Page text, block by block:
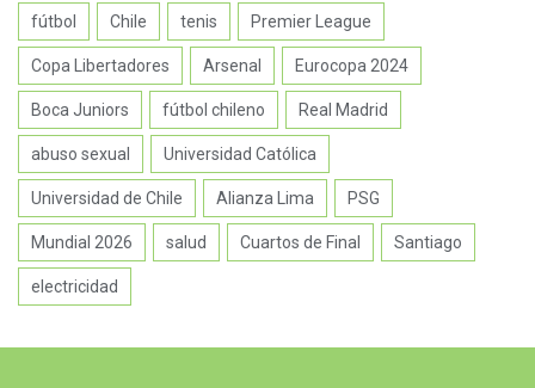
fútbol Chile tenis Premier League
Copa Libertadores Arsenal Eurocopa 2024
Boca Juniors fútbol chileno Real Madrid
abuso sexual Universidad Católica
Universidad de Chile Alianza Lima PSG
Mundial 2026 salud Cuartos de Final Santiago
electricidad